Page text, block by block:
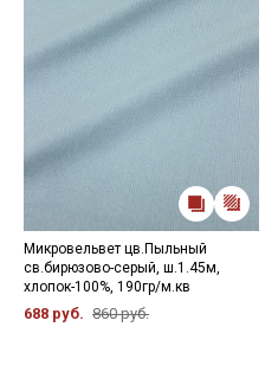
Микровельвет цв.Пыльный
св.бирюзово-серый, ш.1.45м,
хлопок-100%, 190гр/м.кв
688 руб. 860 руб.